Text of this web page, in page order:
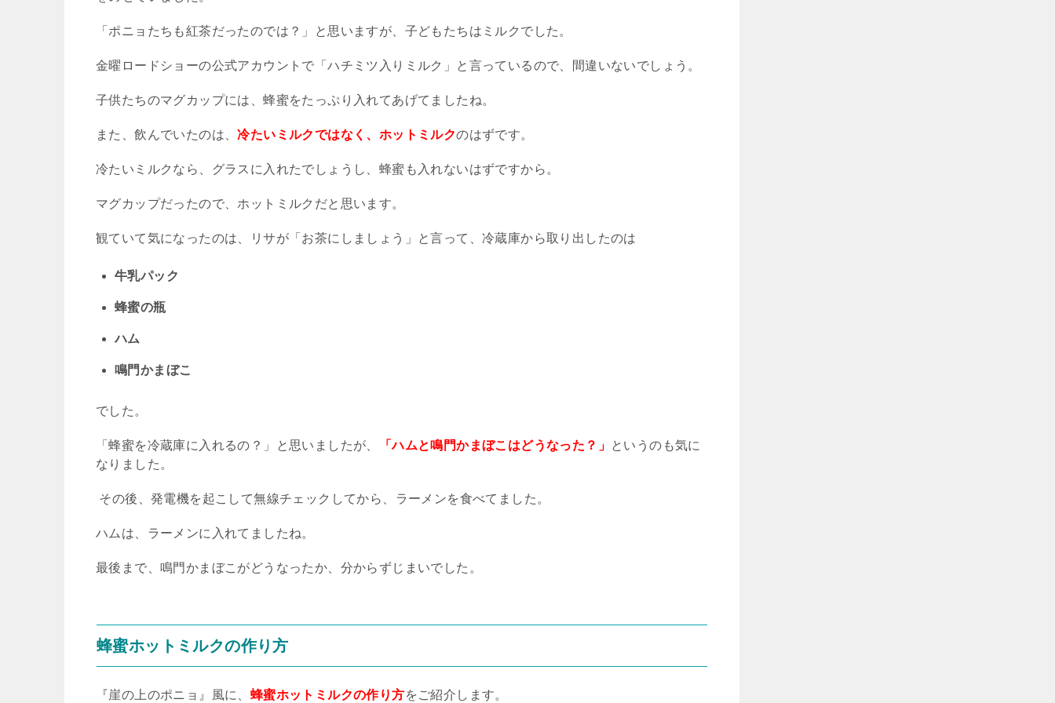
「ポニョたちも紅茶だったのでは？」と思いますが、子どもたちはミルクでした。
金曜ロードショーの公式アカウントで「ハチミツ入りミルク」と言っているので、間違いないでしょう。
子供たちのマグカップには、蜂蜜をたっぷり入れてあげてましたね。
また、飲んでいたのは、冷たいミルクではなく、ホットミルクのはずです。
冷たいミルクなら、グラスに入れたでしょうし、蜂蜜も入れないはずですから。
マグカップだったので、ホットミルクだと思います。
観ていて気になったのは、リサが「お茶にしましょう」と言って、冷蔵庫から取り出したのは
牛乳パック
蜂蜜の瓶
ハム
鳴門かまぼこ
でした。
「蜂蜜を冷蔵庫に入れるの？」と思いましたが、 「ハムと鳴門かまぼこはどうなった？」 というのも気に
なりました。
その後、発電機を起こして無線チェックしてから、ラーメンを食べてました。
ハムは、ラーメンに入れてましたね。
最後まで、鳴門かまぼこがどうなったか、分からずじまいでした。
蜂蜜ホットミルクの作り方
『崖の上のポニョ』風に、 蜂蜜ホットミルクの作り方をご紹介します。